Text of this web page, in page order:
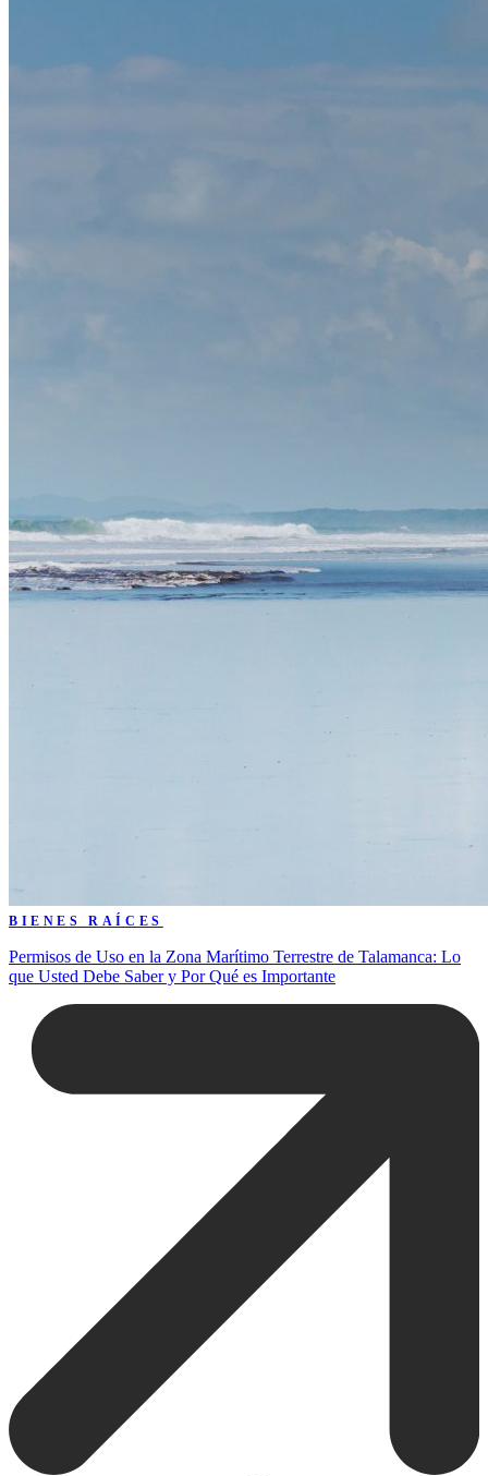
BIENES RAÍCES
Permisos de Uso en la Zona Marítimo Terrestre de Talamanca: Lo
que Usted Debe Saber y Por Qué es Importante